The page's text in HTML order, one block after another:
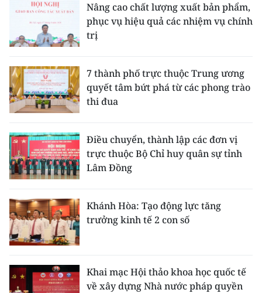
Nâng cao chất lượng xuất bản phẩm,
phục vụ hiệu quả các nhiệm vụ chính
trị
7 thành phố trực thuộc Trung ương
quyết tâm bứt phá từ các phong trào
thi đua
Điều chuyển, thành lập các đơn vị
trực thuộc Bộ Chỉ huy quân sự tỉnh
Lâm Đồng
Khánh Hòa: Tạo động lực tăng
trưởng kinh tế 2 con số
Khai mạc Hội thảo khoa học quốc tế
về xây dựng Nhà nước pháp quyền